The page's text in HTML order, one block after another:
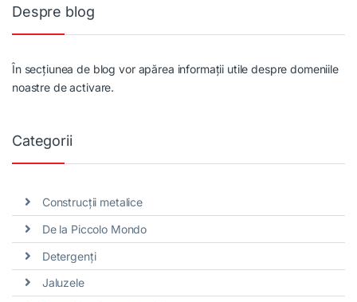
Despre blog
În secțiunea de blog vor apărea informații utile despre domeniile
noastre de activare.
Categorii
Construcții metalice
De la Piccolo Mondo
Detergenți
Jaluzele